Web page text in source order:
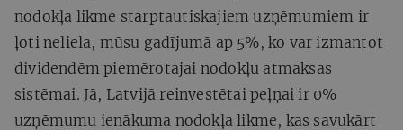
nodokļa likme starptautiskajiem uzņēmumiem ir
ļoti neliela, mūsu gadījumā ap 5%, ko var izmantot
dividendēm piemērotajai nodokļu atmaksas
sistēmai. Jā, Latvijā reinvestētai peļņai ir 0%
uzņēmumu ienākuma nodokļa likme, kas savukārt